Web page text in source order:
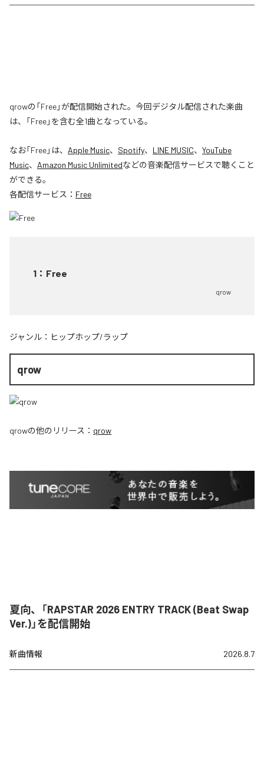
qrowの「Free」が配信開始された。今回デジタル配信された楽曲
は、「Free」を含む全1曲となっている。
なお「Free」は、 Apple Music、 Spotify、 LINE MUSIC、 YouTube
Music、 Amazon Music Unlimitedなどの音楽配信サービスで聴くこと
ができる。
各配信サービス： Free
1 ： Free
qrow
ジャンル： ヒップホップ/ラップ
qrow
qrowの他のリリース： qrow
夏向、「RAPSTAR 2026 ENTRY TRACK (Beat Swap
Ver.)」を配信開始
新曲情報 2026.8.7